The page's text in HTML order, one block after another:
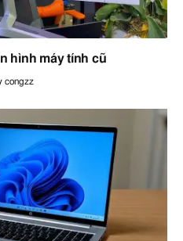
hình máy tính cũ
congzz